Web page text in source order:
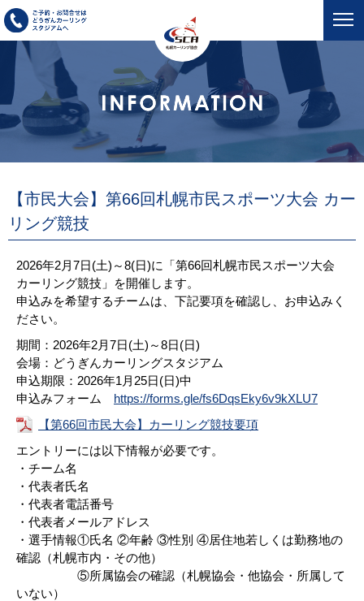
【市民大会】第66回札幌市民スポーツ大会 カー
リング競技
2026年2月7日(土)～8(日)に「第66回札幌市民スポーツ大会
カーリング競技」を開催します。
申込みを希望するチームは、下記要項を確認し、お申込みく
ださい。
期間：2026年2月7日(土)～8日(日)
会場：どうぎんカーリングスタジアム
申込期限：2026年1月25日(日)中
申込みフォーム https://forms.gle/fs6DqsEky6v9kXLU7
【第66回市民大会】カーリング競技要項
エントリーには以下情報が必要です。
・チーム名
・代表者氏名
・代表者電話番号
・代表者メールアドレス
・選手情報①氏名 ②年齢 ③性別 ④居住地若しくは勤務地の
確認（札幌市内・その他）
⑤所属協会の確認（札幌協会・他協会・所属して
いない）